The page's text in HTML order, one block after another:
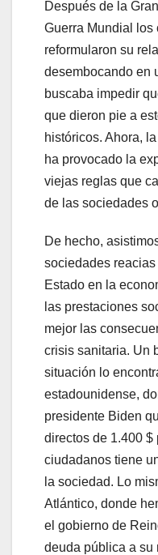
Después de la
Guerra Mundial los
reformularon su
desembocando en
buscaba impedir
que dieron pie a
históricos. Ahora,
ha provocado la
viejas reglas que
de las sociedades
De hecho,
sociedades
Estado en la
las prestaciones
mejor las
crisis sanitaria. Un
situación lo
estadounidense,
presidente Biden
directos de 1.400 $
ciudadanos tiene
la sociedad. Lo
Atlántico, donde
el gobierno de
deuda pública a su